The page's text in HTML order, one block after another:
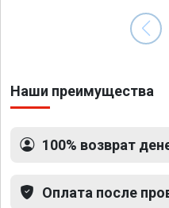
Наши преимущества
100% возврат
Оплата после